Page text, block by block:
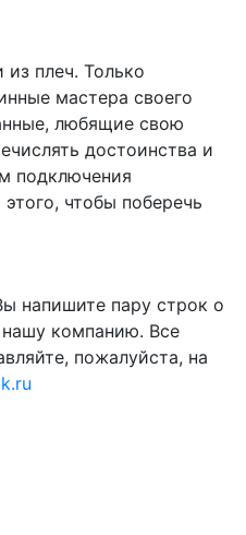
плеч. Только
мастера своего
любящие свою
достоинства и
подключения
чтобы поберечь
напишите пару строк о
нашу компанию. Все
пожалуйста, на